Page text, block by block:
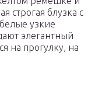
строгая блузка с
узкие
элегантный
на прогулку, на